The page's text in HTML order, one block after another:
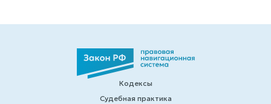
Кодексы
Судебная практика